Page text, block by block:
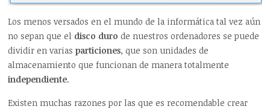
Los menos versados en el mundo de la informática tal vez aún
no sepan que el disco duro de nuestros ordenadores se puede
dividir en variasparticiones, que son unidades de
almacenamiento que funcionan de manera totalmente
independiente.
Existen muchas razones por las que es recomendable crear